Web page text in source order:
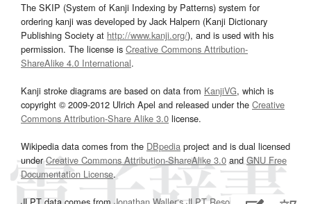
The SKIP (System of Kanji Indexing by Patterns) system for
ordering kanji was developed by Jack Halpern (Kanji Dictionary
Publishing Society at http://www.kanji.org/), and is used with his
permission. The license is Creative Commons Attribution-
ShareAlike 4.0 International.
Kanji stroke diagrams are based on data from KanjiVG, which is
copyright © 2009-2012 Ulrich Apel and released under the Creative
Commons Attribution-Share Alike 3.0 license.
Wikipedia data comes from the DBpedia project and is dual licensed
underCreative Commons Attribution-ShareAlike 3.0and GNU Free
Documentation License.